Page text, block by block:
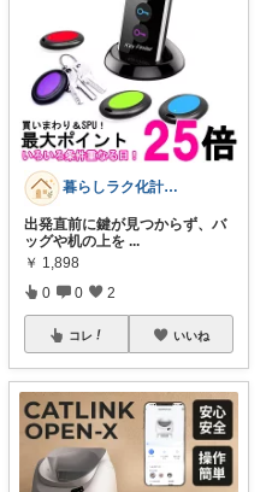
暮らしラク化計画｜便利グッズ
出発直前に鍵が見つからず、バ
ッグや机の上を ...
￥ 1,898
0 0 2
コレ いいね